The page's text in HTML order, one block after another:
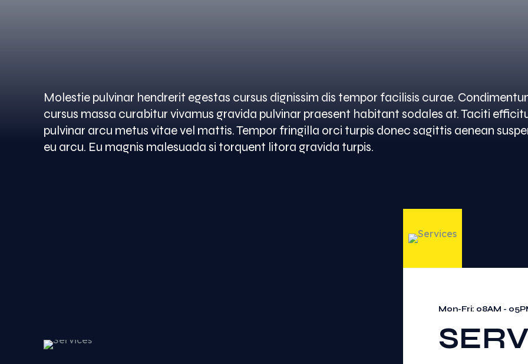
Molestie pulvinar hendrerit egestas cursus dignissim dis tempor facilisis curae.
cursus massa curabitur vivamus gravida pulvinar praesent habitant sodales at. Taciti
pulvinar arcu metus vitae vel mattis. Tempor fringilla orci turpis donec sagittis aenean
eu arcu. Eu magnis malesuada si torquent litora gravida turpis.
Mon-Fri: 08AM -